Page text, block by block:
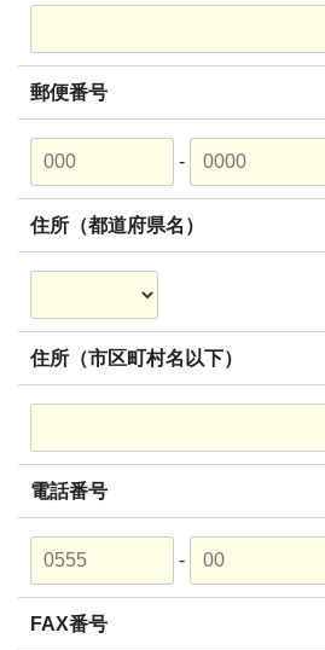
郵便番号
-
住所（都道府県名）
住所（市区町村名以下）
電話番号
-
FAX番号